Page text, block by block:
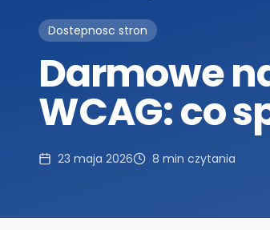
Dostepnosc stron
Darmowe
WCAG: co
23 maja 2026 8 min czytania